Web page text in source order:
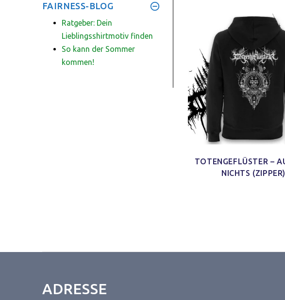
FAIRNESS-BLOG
Ratgeber: Dein
Lieblingsshirtmotiv finden
So kann der Sommer
kommen!
TOTENGEFLÜSTER –
NICHTS (ZIPPER)
ADRESSE